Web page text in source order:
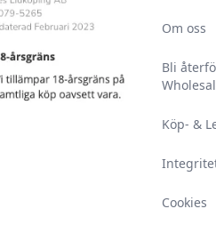
Om oss
Bli
Köp- &
Cookies